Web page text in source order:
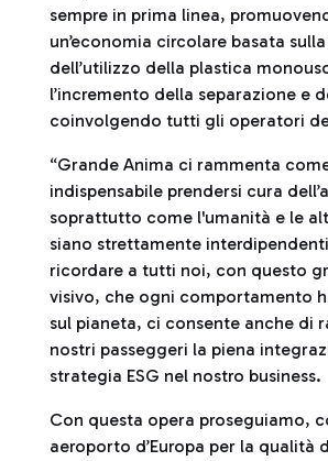
sempre in prima linea,
un’economia circolare basata
dell’utilizzo della plastica
l’incremento della separazione e
coinvolgendo tutti gli operatori
“Grande Anima ci rammenta
indispensabile prendersi cura
soprattutto come l'umanità e le
siano strettamente
ricordare a tutti noi, con questo
visivo, che ogni comportamento
sul pianeta, ci consente anche di
nostri passeggeri la piena
strategia ESG nel nostro business.
Con questa opera proseguiamo,
aeroporto d’Europa per la qualità